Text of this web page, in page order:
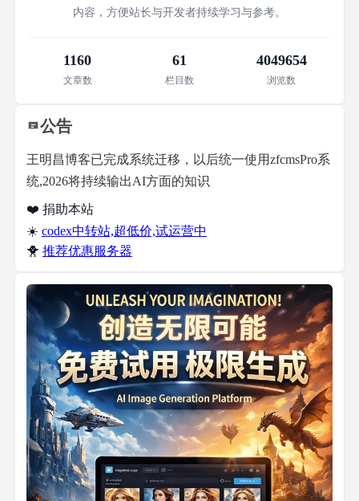
内容，方便站长与开发者持续学习与参考。
1160
文章数
61
栏目数
4049654
浏览数
公告
王明昌博客已完成系统迁移，以后统一使用zfcmsPro系
统,2026将持续输出AI方面的知识
❤️ 捐助本站
☀️ codex中转站,超低价,试运营中
🐥 推荐优惠服务器